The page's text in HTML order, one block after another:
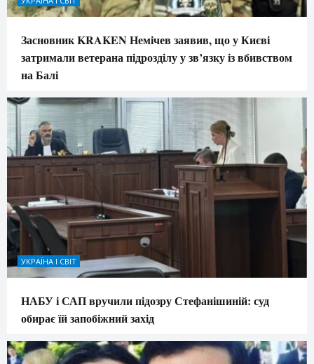
Засновник KRAKEN Немічев заявив, що у Києві
затримали ветерана підрозділу у зв’язку із вбивством
на Балі
УКРАЇНА І СВІТ
НАБУ і САП вручили підозру Стефанішиній: суд
обирає їй запобіжний захід